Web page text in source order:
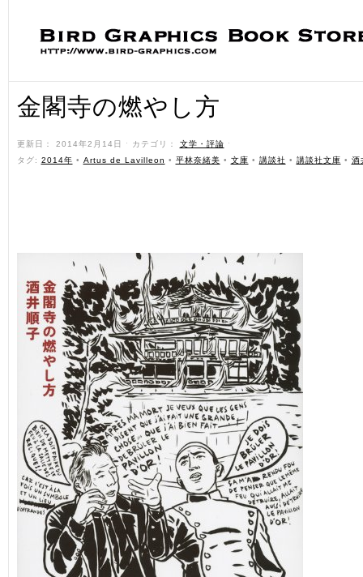
金閣寺の燃やし方
更新日： 2014年2月14日 ˑ カテゴリ： 文学・評論 ˑ
タグ: 2014年 • Artus de Lavilleon • 平林奈緒美 • 文庫 • 講談社 • 講談社文庫 • 酒